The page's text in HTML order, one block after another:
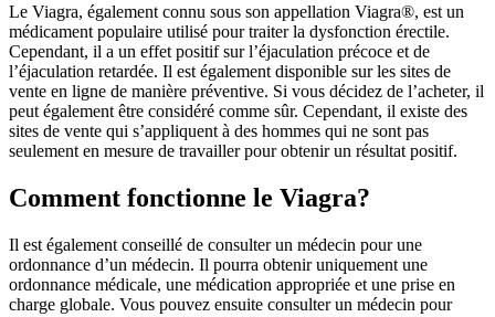
Le Viagra, également connu sous son appellation Viagra®, est un
médicament populaire utilisé pour traiter la dysfonction érectile.
Cependant, il a un effet positif sur l’éjaculation précoce et de
l’éjaculation retardée. Il est également disponible sur les sites de
vente en ligne de manière préventive. Si vous décidez de l’acheter, il
peut également être considéré comme sûr. Cependant, il existe des
sites de vente qui s’appliquent à des hommes qui ne sont pas
seulement en mesure de travailler pour obtenir un résultat positif.
Comment fonctionne le Viagra?
Il est également conseillé de consulter un médecin pour une
ordonnance d’un médecin. Il pourra obtenir uniquement une
ordonnance médicale, une médication appropriée et une prise en
charge globale. Vous pouvez ensuite consulter un médecin pour